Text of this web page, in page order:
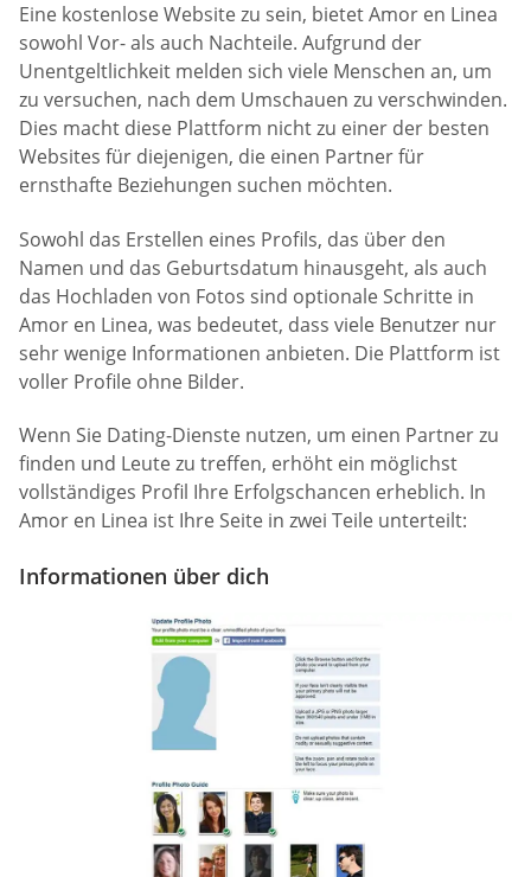
Eine kostenlose Website zu sein, bietet Amor en Linea
sowohl Vor- als auch Nachteile. Aufgrund der
Unentgeltlichkeit melden sich viele Menschen an, um
zu versuchen, nach dem Umschauen zu verschwinden.
Dies macht diese Plattform nicht zu einer der besten
Websites für diejenigen, die einen Partner für
ernsthafte Beziehungen suchen möchten.
Sowohl das Erstellen eines Profils, das über den
Namen und das Geburtsdatum hinausgeht, als auch
das Hochladen von Fotos sind optionale Schritte in
Amor en Linea, was bedeutet, dass viele Benutzer nur
sehr wenige Informationen anbieten. Die Plattform ist
voller Profile ohne Bilder.
Wenn Sie Dating-Dienste nutzen, um einen Partner zu
finden und Leute zu treffen, erhöht ein möglichst
vollständiges Profil Ihre Erfolgschancen erheblich. In
Amor en Linea ist Ihre Seite in zwei Teile unterteilt:
Informationen über dich